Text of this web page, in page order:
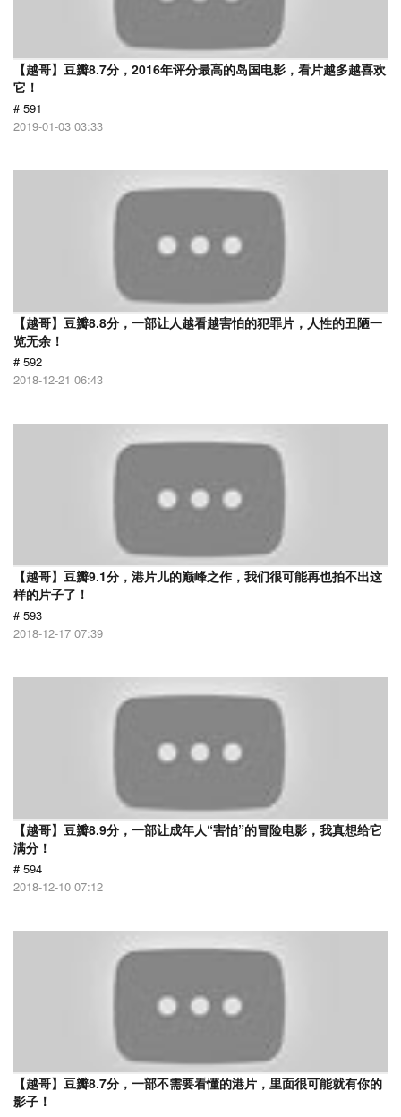
【越哥】豆瓣8.7分，2016年评分最高的岛国电影，看片越多越喜欢
它！
# 591
2019-01-03 03:33
【越哥】豆瓣8.8分，一部让人越看越害怕的犯罪片，人性的丑陋一
览无余！
# 592
2018-12-21 06:43
【越哥】豆瓣9.1分，港片儿的巅峰之作，我们很可能再也拍不出这
样的片子了！
# 593
2018-12-17 07:39
【越哥】豆瓣8.9分，一部让成年人“害怕”的冒险电影，我真想给它
满分！
# 594
2018-12-10 07:12
【越哥】豆瓣8.7分，一部不需要看懂的港片，里面很可能就有你的
影子！